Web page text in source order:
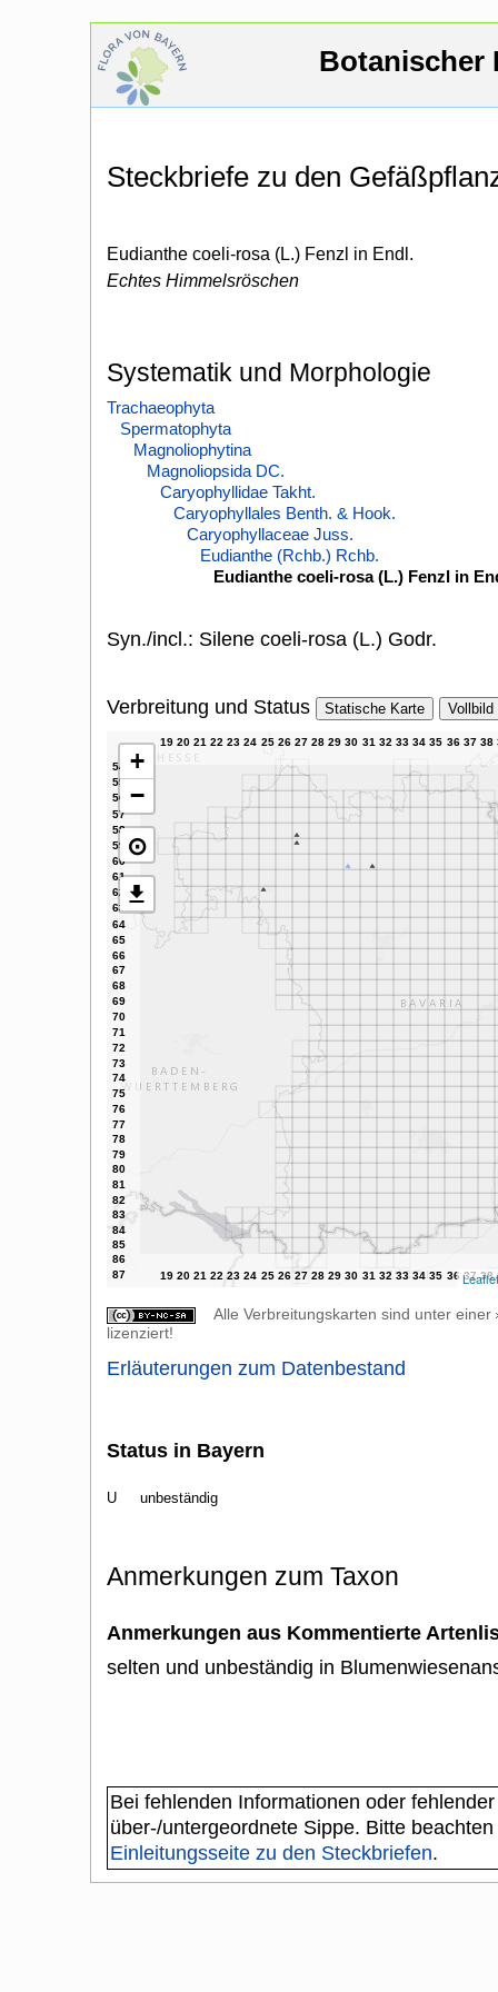
Botanischer
Steckbriefe zu den
Eudianthe coeli-rosa (L.) Fenzl in Endl.
Echtes Himmelsröschen
Systematik und Morphologie
Trachaeophyta
Spermatophyta
Magnoliophytina
Magnoliopsida DC.
Caryophyllidae Takht.
Caryophyllales Benth. & Hook.
Caryophyllaceae Juss.
Eudianthe (Rchb.) Rchb.
Eudianthe coeli-rosa (L.) Fenzl in
Syn./incl.: Silene coeli-rosa (L.) Godr.
Verbreitung und Status Statische Karte Vollbild
+
−
⊙
Leaflet
Alle Verbreitungskarten sind unter einer
lizenziert!
Erläuterungen zum Datenbestand
Status in Bayern
U unbeständig
Anmerkungen zum Taxon
Anmerkungen aus Kommentierte
selten und unbeständig in
Bei fehlenden Informationen oder
über-/untergeordnete Sippe. Bitte
Einleitungsseite zu den Steckbriefen.